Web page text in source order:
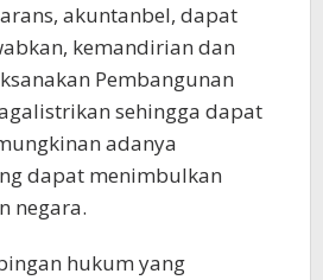
akuntanbel, dapat
kemandirian dan
Pembangunan
sehingga dapat
adanya
dapat menimbulkan
negara.
hukum yang